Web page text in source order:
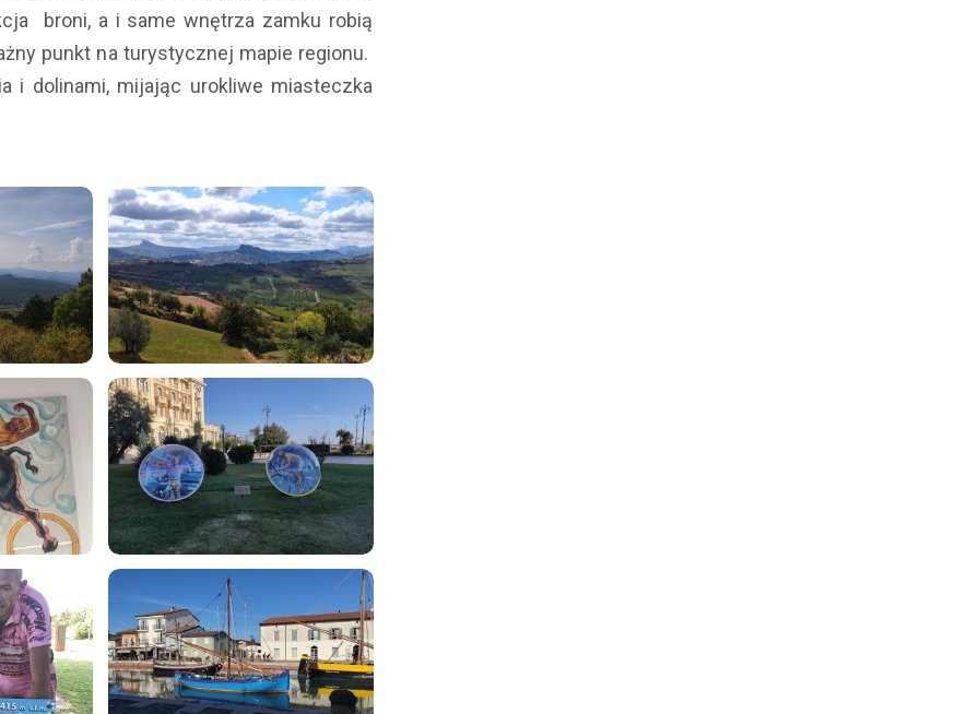
broni, a i same wnętrza zamku robią
punkt na turystycznej mapie regionu.
i dolinami, mijając urokliwe miasteczka